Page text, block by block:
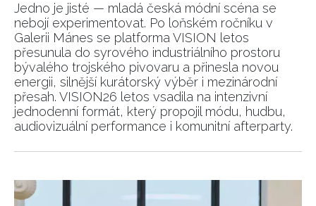
Jedno je jisté — mladá česká módní scéna se
nebojí experimentovat. Po loňském ročníku v
Galerii Mánes se platforma VISION letos
přesunula do syrového industriálního prostoru
bývalého trojského pivovaru a přinesla novou
energii, silnější kurátorský výběr i mezinárodní
přesah. VISION26 letos vsadila na intenzivní
jednodenní formát, který propojil módu, hudbu,
audiovizuální performance i komunitní afterparty.